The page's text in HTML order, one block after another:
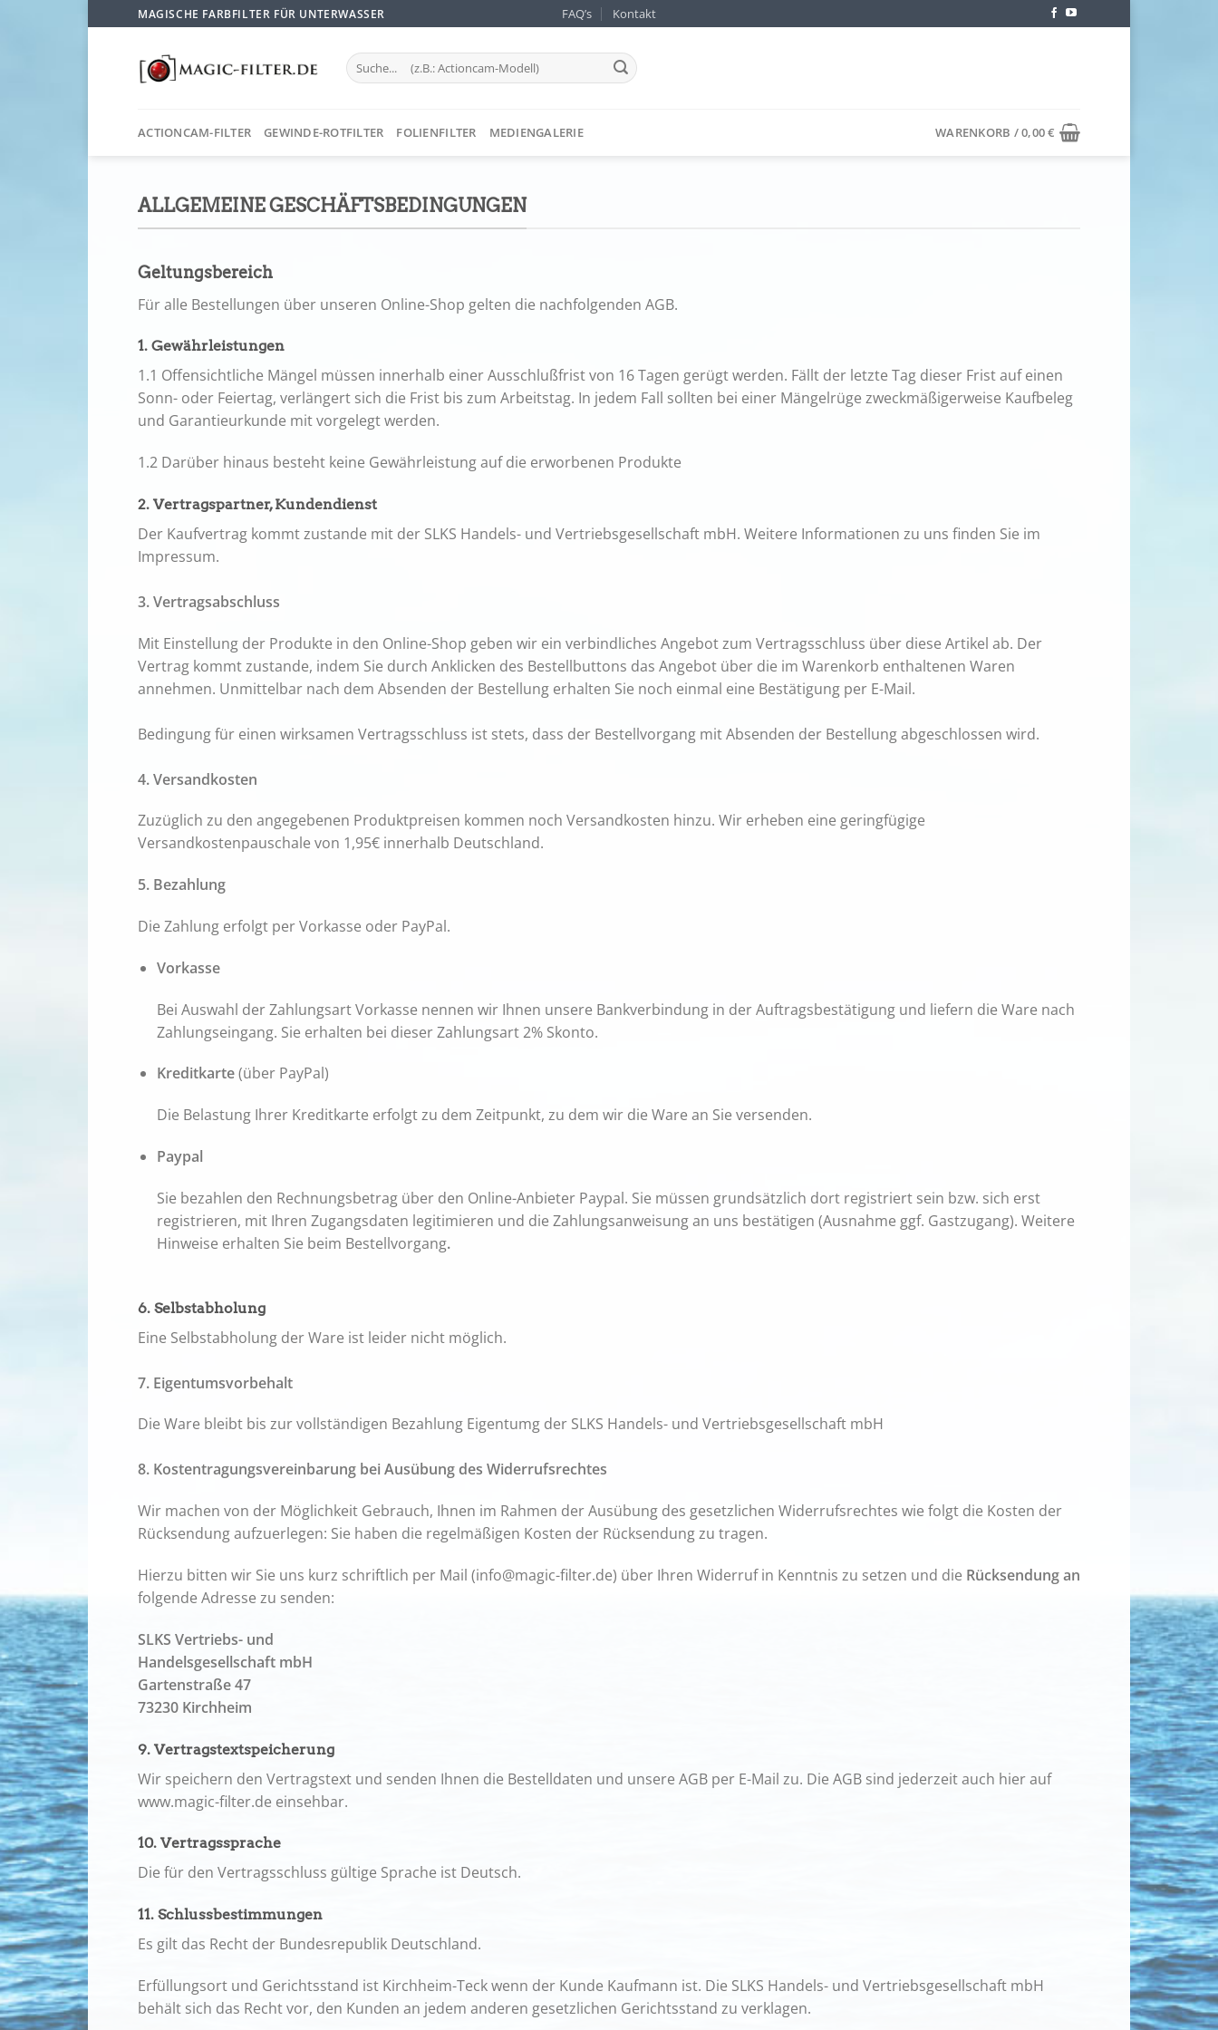
Inhalt
springen
MAGISCHE FARBFILTER FÜR UNTERWASSER FAQ’s Kontakt
Suchen
nach:
ACTIONCAM-FILTER GEWINDE-ROTFILTER FOLIENFILTER MEDIENGALERIE WARENKORB /0,00€
ALLGEMEINE GESCHÄFTSBEDINGUNGEN
Geltungsbereich
Für alle Bestellungen über unseren Online-Shop gelten die nachfolgenden AGB.
1. Gewährleistungen
1.1 Offensichtliche Mängel müssen innerhalb einer Ausschlußfrist von 16 Tagen gerügt werden. Fällt der letzte Tag dieser Frist auf einen
Sonn- oder Feiertag, verlängert sich die Frist bis zum Arbeitstag. In jedem Fall sollten bei einer Mängelrüge zweckmäßigerweise Kaufbeleg
und Garantieurkunde mit vorgelegt werden.
1.2 Darüber hinaus besteht keine Gewährleistung auf die erworbenen Produkte
2. Vertragspartner, Kundendienst
Der Kaufvertrag kommt zustande mit der SLKS Handels- und Vertriebsgesellschaft mbH. Weitere Informationen zu uns finden Sie im
Impressum.
3. Vertragsabschluss
Mit Einstellung der Produkte in den Online-Shop geben wir ein verbindliches Angebot zum Vertragsschluss über diese Artikel ab. Der
Vertrag kommt zustande, indem Sie durch Anklicken des Bestellbuttons das Angebot über die im Warenkorb enthaltenen Waren
annehmen. Unmittelbar nach dem Absenden der Bestellung erhalten Sie noch einmal eine Bestätigung per E-Mail.
Bedingung für einen wirksamen Vertragsschluss ist stets, dass der Bestellvorgang mit Absenden der Bestellung abgeschlossen wird.
4. Versandkosten
Zuzüglich zu den angegebenen Produktpreisen kommen noch Versandkosten hinzu. Wir erheben eine geringfügige
Versandkostenpauschale von 1,95€ innerhalb Deutschland.
5. Bezahlung
Die Zahlung erfolgt per Vorkasse oder PayPal.
Vorkasse
Bei Auswahl der Zahlungsart Vorkasse nennen wir Ihnen unsere Bankverbindung in der Auftragsbestätigung und liefern die Ware nach
Zahlungseingang. Sie erhalten bei dieser Zahlungsart 2% Skonto.
Kreditkarte(über PayPal)
Die Belastung Ihrer Kreditkarte erfolgt zu dem Zeitpunkt, zu dem wir die Ware an Sie versenden.
Paypal
Sie bezahlen den Rechnungsbetrag über den Online-Anbieter Paypal. Sie müssen grundsätzlich dort registriert sein bzw. sich erst
registrieren, mit Ihren Zugangsdaten legitimieren und die Zahlungsanweisung an uns bestätigen (Ausnahme ggf. Gastzugang). Weitere
Hinweise erhalten Sie beim Bestellvorgang.
6. Selbstabholung
Eine Selbstabholung der Ware ist leider nicht möglich.
7. Eigentumsvorbehalt
Die Ware bleibt bis zur vollständigen Bezahlung Eigentumg der SLKS Handels- und Vertriebsgesellschaft mbH
8. Kostentragungsvereinbarung bei Ausübung des Widerrufsrechtes
Wir machen von der Möglichkeit Gebrauch, Ihnen im Rahmen der Ausübung des gesetzlichen Widerrufsrechtes wie folgt die Kosten der
Rücksendung aufzuerlegen: Sie haben die regelmäßigen Kosten der Rücksendung zu tragen.
Hierzu bitten wir Sie uns kurz schriftlich per Mail (info@magic-filter.de) über Ihren Widerruf in Kenntnis zu setzen und die Rücksendung an
folgende Adresse zu senden:
SLKS Vertriebs- und
Handelsgesellschaft mbH
Gartenstraße 47
73230 Kirchheim
9. Vertragstextspeicherung
Wir speichern den Vertragstext und senden Ihnen die Bestelldaten und unsere AGB per E-Mail zu. Die AGB sind jederzeit auch hier auf
www.magic-filter.de einsehbar.
10. Vertragssprache
Die für den Vertragsschluss gültige Sprache ist Deutsch.
11. Schlussbestimmungen
Es gilt das Recht der Bundesrepublik Deutschland.
Erfüllungsort und Gerichtsstand ist Kirchheim-Teck wenn der Kunde Kaufmann ist. Die SLKS Handels- und Vertriebsgesellschaft mbH
behält sich das Recht vor, den Kunden an jedem anderen gesetzlichen Gerichtsstand zu verklagen.